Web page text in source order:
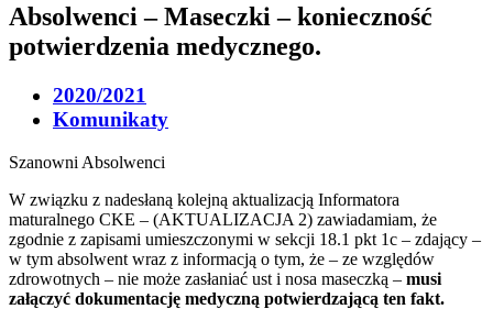
Absolwenci – Maseczki – konieczność
potwierdzenia medycznego.
2020/2021
Komunikaty
Szanowni Absolwenci
W związku z nadesłaną kolejną aktualizacją Informatora
maturalnego CKE – (AKTUALIZACJA 2) zawiadamiam, że
zgodnie z zapisami umieszczonymi w sekcji 18.1 pkt 1c – zdający –
w tym absolwent wraz z informacją o tym, że – ze względów
zdrowotnych – nie może zasłaniać ust i nosa maseczką – musi
załączyć dokumentację medyczną potwierdzającą ten fakt.